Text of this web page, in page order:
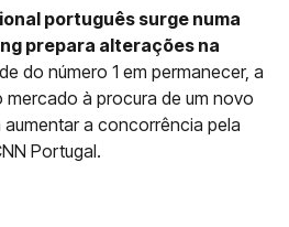
português surge numa
prepara alterações na
do número 1 em permanecer, a
mercado à procura de um novo
a concorrência pela
Portugal.